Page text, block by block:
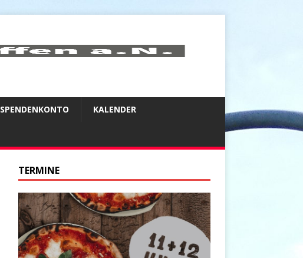
SPENDENKONTO KALENDER
TERMINE